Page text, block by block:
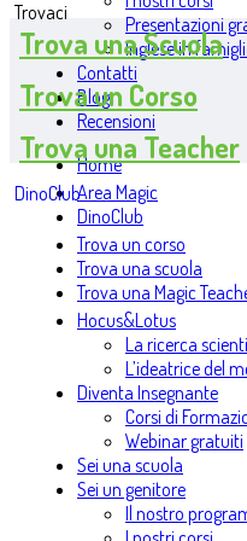
Presentazioni
Inglese in
Contatti
Blog
Recensioni
Home
Area Magic
DinoClub
Trova un corso
Trova una scuola
Trova una Magic
Hocus&Lotus
La ricerca
L’ideatrice del
Diventa Insegnante
Corsi di
Webinar gratuiti
Sei una scuola
Sei un genitore
Il nostro
Trovaci
Trova una Scuola
Trova un Corso
Trova una Teacher
DinoClub